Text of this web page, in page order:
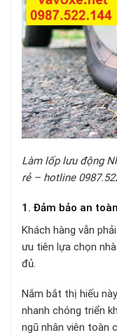
Làm lốp lưu động
rẻ – hotline
1. Đảm bảo an
Khách hàng vẫn
ưu tiên lựa chọn
đủ.
Nắm bắt thị hiếu
nhanh chóng triển
ngũ nhân viên toàn